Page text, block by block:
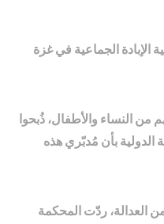
الإبادة الجماعية في غزة
معظمهم من النساء والأطفال، ذُبحوا
بأن مُدبّري هذه
العدالة، ردّت المحكمة